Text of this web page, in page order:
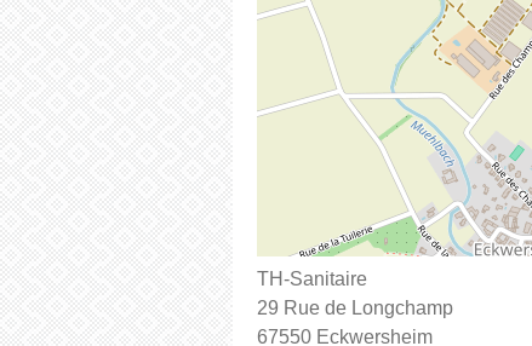
TH-Sanitaire
29 Rue de Longchamp
67550 Eckwersheim